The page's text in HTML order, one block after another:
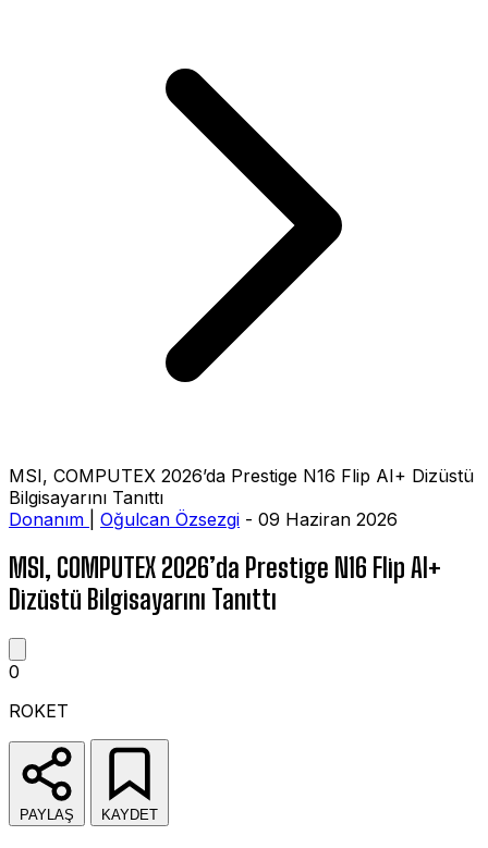
MSI, COMPUTEX 2026’da Prestige N16 Flip AI+ Dizüstü
Bilgisayarını Tanıttı
Donanım
Oğulcan Özsezgi - 09 Haziran 2026
MSI, COMPUTEX 2026’da Prestige N16 Flip AI+
Dizüstü Bilgisayarını Tanıttı
0
ROKET
PAYLAŞ KAYDET